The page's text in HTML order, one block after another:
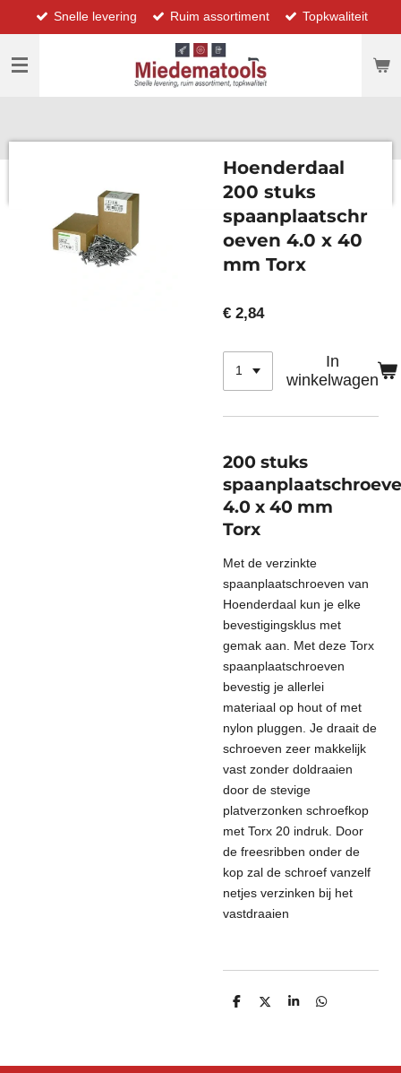
direct
naar
hoofdinhoud
Snelle levering Ruim assortiment Topkwaliteit
Hoenderdaal
200 stuks
spaanplaatschr
oeven 4.0 x 40
mm Torx
€ 2,84
In
winkelwagen
200 stuks
4.0 x 40 mm
Torx
Met de verzinkte
spaanplaatschroeven van
Hoenderdaal kun je elke
bevestigingsklus met
gemak aan. Met deze Torx
spaanplaatschroeven
bevestig je allerlei
materiaal op hout of met
nylon pluggen. Je draait de
schroeven zeer makkelijk
vast zonder doldraaien
door de stevige
platverzonken schroefkop
met Torx 20 indruk. Door
de freesribben onder de
kop zal de schroef vanzelf
netjes verzinken bij het
vastdraaien
D
D
S
D